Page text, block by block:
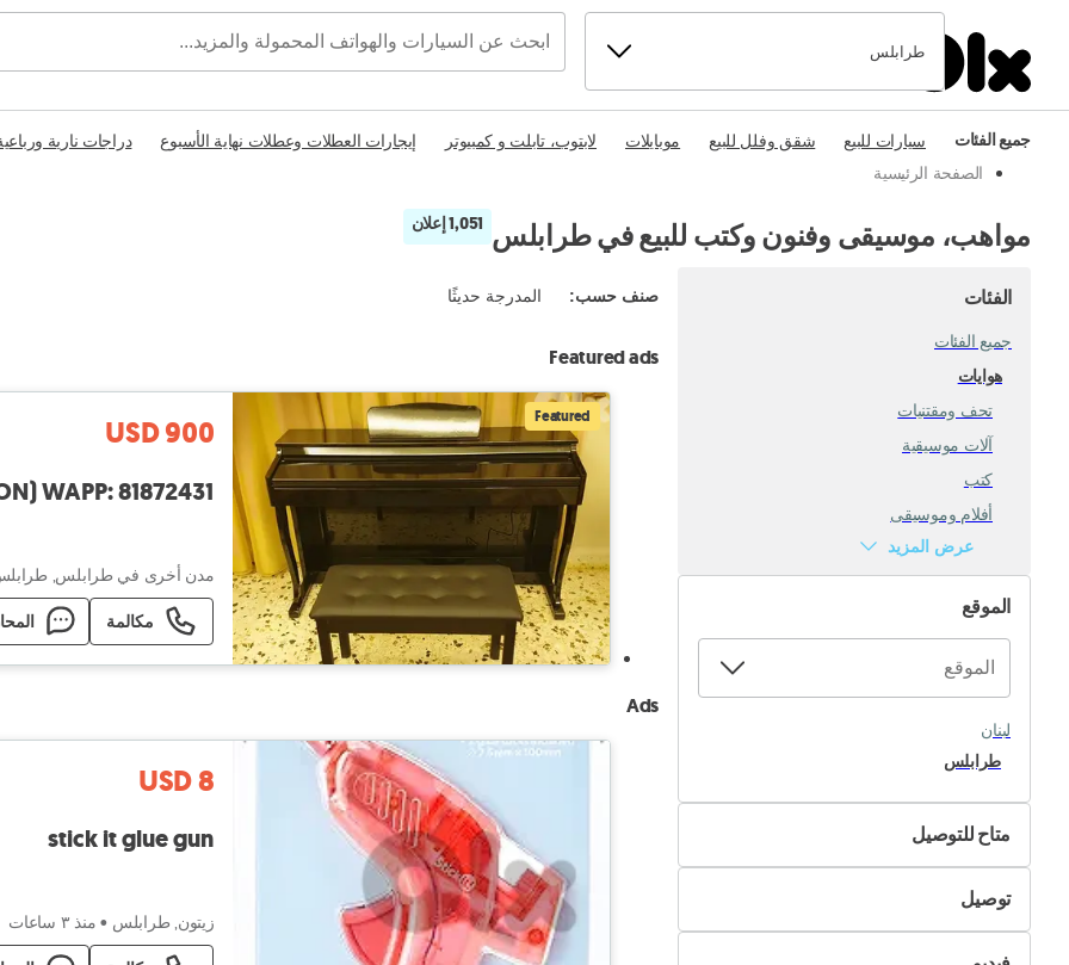
طرابلس
جميع الفئات سيارات للبيع شقق وفلل للبيع موبايلات لابتوب، تابلت و كمبيوتر إيجارات العطلات وعطلات نهاية الأسبوع دراجات نارية
الصفحة الرئيسية
مواهب، موسيقى وفنون وكتب للبيع في طرابلس 1,051 إعلان
الفئات
جميع الفئات
هوايات
تحف ومقتنيات
آلات موسيقية
كتب
أفلام وموسيقى
عرض المزيد
الموقع
لبنان
طرابلس
متاح للتوصيل
لا
نعم
توصيل
التسليم الذاتي
صنف حسب: المدرجة حديثًا
Featured ads
Featured
USD 900
WAPP: 81872431
مدن أخرى في طرابلس,
مكالمة
Ads
USD 8
stick it glue gun
زيتون, طرابلس • منذ ٣ ساعات